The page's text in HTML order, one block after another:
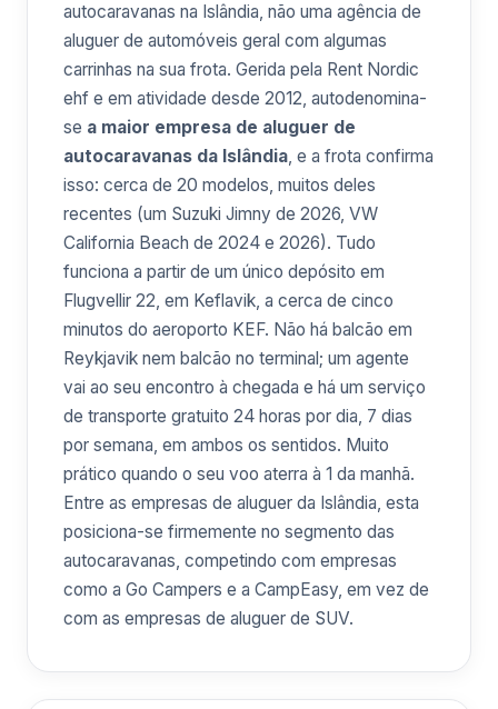
autocaravanas na Islândia, não uma agência de
aluguer de automóveis geral com algumas
carrinhas na sua frota. Gerida pela Rent Nordic
ehf e em atividade desde 2012, autodenomina-
se a maior empresa de aluguer de
autocaravanas da Islândia, e a frota confirma
isso: cerca de 20 modelos, muitos deles
recentes (um Suzuki Jimny de 2026, VW
California Beach de 2024 e 2026). Tudo
funciona a partir de um único depósito em
Flugvellir 22, em Keflavik, a cerca de cinco
minutos do aeroporto KEF. Não há balcão em
Reykjavik nem balcão no terminal; um agente
vai ao seu encontro à chegada e há um serviço
de transporte gratuito 24 horas por dia, 7 dias
por semana, em ambos os sentidos. Muito
prático quando o seu voo aterra à 1 da manhã.
Entre as empresas de aluguer da Islândia, esta
posiciona-se firmemente no segmento das
autocaravanas, competindo com empresas
como a Go Campers e a CampEasy, em vez de
com as empresas de aluguer de SUV.